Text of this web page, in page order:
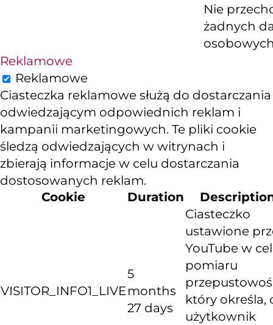
Nie
żadnych
Reklamowe
Reklamowe
Ciasteczka reklamowe służą do dostarczania
odwiedzającym odpowiednich reklam i
kampanii marketingowych. Te pliki cookie
śledzą odwiedzających w witrynach i
zbierają informacje w celu dostarczania
dostosowanych reklam.
Cookie
Duration
VISITOR_INFO1_LIVE
5
months
27 days
Ciasteczko
ustawione
YouTube w
pomiaru
który określa,
użytkownik